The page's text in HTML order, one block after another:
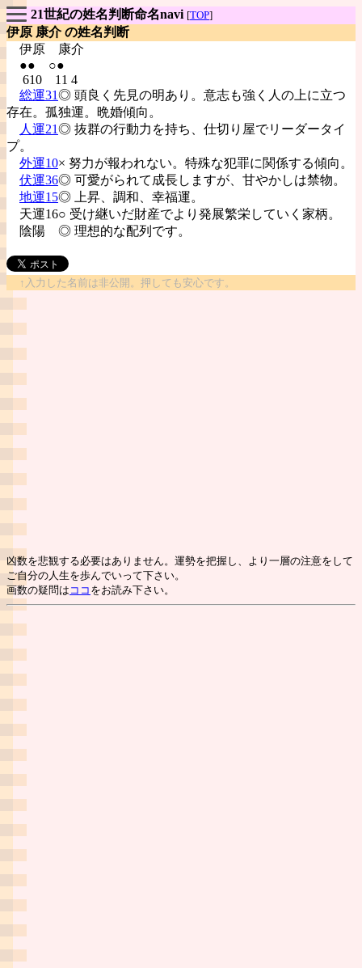
21世紀の姓名判断命名navi [TOP]
伊原 康介 の姓名判断
伊原
康介
●● ○●
610 11 4
総運31◎ 頭良く先見の明あり。意志も強く人の上に立つ
存在。孤独運。晩婚傾向。
人運21◎ 抜群の行動力を持ち、仕切り屋でリーダータイ
プ。
外運10× 努力が報われない。特殊な犯罪に関係する傾向。
伏運36◎ 可愛がられて成長しますが、甘やかしは禁物。
地運15◎ 上昇、調和、幸福運。
天運16○ 受け継いだ財産でより発展繁栄していく家柄。
陰陽 ◎ 理想的な配列です。
↑入力した名前は非公開。押しても安心です。
凶数を悲観する必要はありません。運勢を把握し、より一層の注意をして
ご自分の人生を歩んでいって下さい。
画数の疑問は ココ をお読み下さい。